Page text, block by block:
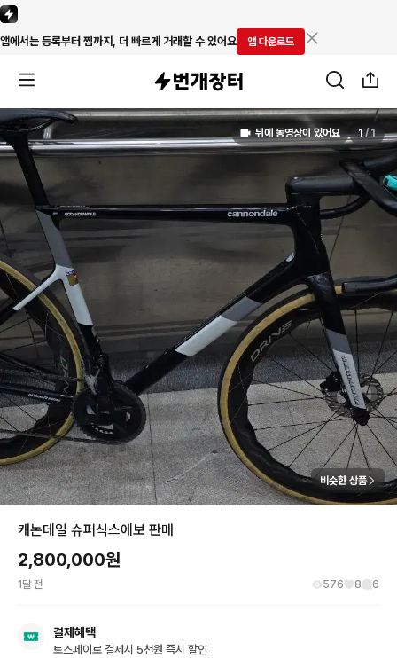
앱에서는 등록부터 찜까지, 더 빠르게 거래할 수 있어요 앱 다운로드
뒤에 동영상이 있어요 1/1
비슷한 상품
캐논데일 슈퍼식스에보 판매
2,800,000원
1달 전 576 8 6
결제혜택
토스페이로 결제시 5천원 즉시 할인